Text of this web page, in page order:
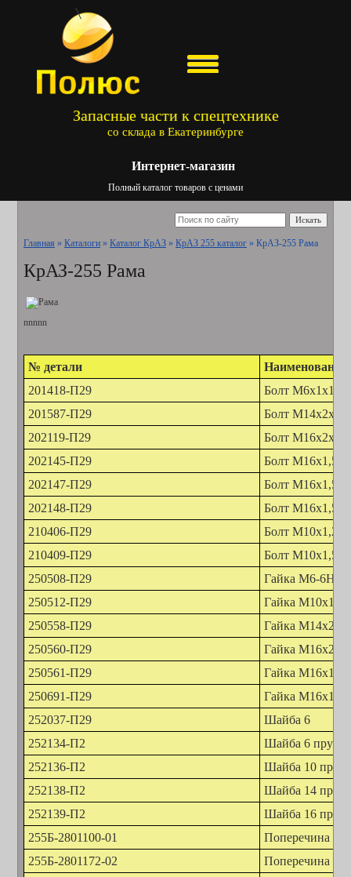
Запасные части к спецтехнике
со склада в Екатеринбурге
Интернет-магазин
Полный каталог товаров с ценами
Искать
Главная » Каталоги » Каталог КрАЗ » КрАЗ 255 каталог » КрАЗ-255 Рама
КрАЗ-255 Рама
nnnnn
№ детали
Наименование
201418-П29
Болт М6х1х16
201587-П29
Болт М14х2х35
202119-П29
Болт М16х2х40
202145-П29
Болт
202147-П29
Болт
202148-П29
Болт
210406-П29
Болт
210409-П29
Болт
250508-П29
Гайка М6-6Н
250512-П29
Гайка М10х1,5
250558-П29
Гайка М14х2
250560-П29
Гайка М16х2
250561-П29
Гайка М16х1,5
250691-П29
Гайка М16х1,5
252037-П29
Шайба 6
252134-П2
Шайба 6
252136-П2
Шайба 10
252138-П2
Шайба 14
252139-П2
Шайба 16
255Б-2801100-01
Поперечина №
255Б-2801172-02
Поперечина №